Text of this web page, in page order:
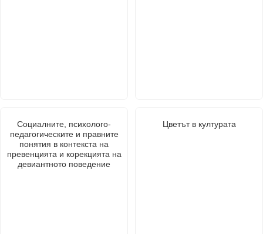
Социалните, психолого-
педагогическите и правните
понятия в контекста на
превенцията и корекцията на
девиантното поведение
Цветът в културата